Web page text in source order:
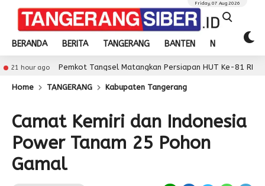
BERANDA BERITA TANGERANG BANTEN NASIONAL
Friday, 07 Aug 2026
Pemkot Tangsel Matangkan Persiapan HUT Ke-81 RI 21
Home TANGERANG Kabupaten Tangerang
Camat Kemiri dan Indonesia
Power Tanam 25 Pohon
Gamal